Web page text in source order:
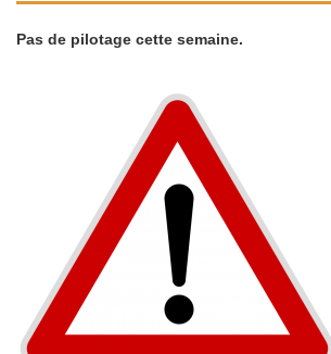
Pas de pilotage cette semaine.